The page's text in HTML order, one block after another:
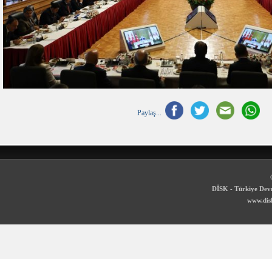
Paylaş...
DİSK - Türkiye